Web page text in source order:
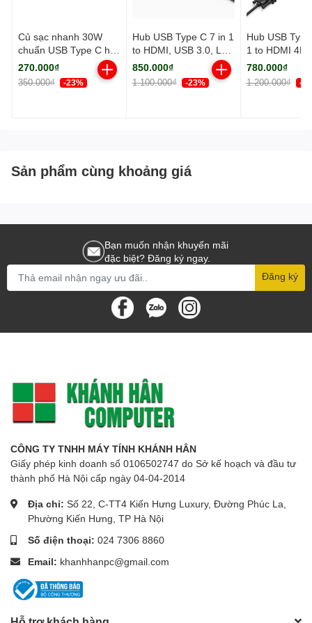
Củ sạc nhanh 30W
chuẩn USB Type C hỗ
trợ GaN chính hãng
Ugreen 90901
270.000₫
350.000₫ -23%
Hub USB Type C 7 in 1
to HDMI, USB 3.0, Lan
RJ45, SD/TF, PD
100W Ugreen 90568
850.000₫
1.100.000₫ -23%
Hub USB
1 to HDMI 4K,
USB 3.0, Lan
SD/TF,
100W Ugreen
780.000₫
1.200.000₫ -
Sản phẩm cùng khoảng giá
Bạn muốn nhận khuyến mãi
đặc biệt? Đăng ký ngay.
Đăng ký
CÔNG TY TNHH MÁY TÍNH KHÁNH HÂN
Giấy phép kinh doanh số 0106502747 do Sở kế hoạch và đầu tư
thành phố Hà Nội cấp ngày 04-04-2014
Địa chỉ: Số 22, C-TT4 Kiến Hưng Luxury, Đường Phúc La,
Phường Kiến Hưng, TP Hà Nội
Số điện thoại: 024 7306 8860
Email: khanhhanpc@gmail.com